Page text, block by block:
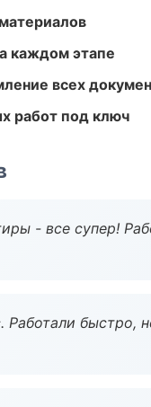
каждом этапе
всех
работ под ключ
- все супер!
быстро,